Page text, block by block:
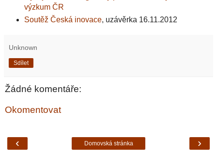
výzkum ČR
Soutěž Česká inovace, uzávěrka 16.11.2012
Unknown
Sdílet
Žádné komentáře:
Okomentovat
‹ ›
Domovská stránka